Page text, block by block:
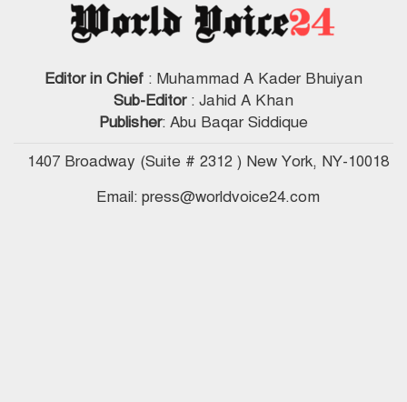
Editor in Chief : Muhammad A Kader Bhuiyan
Sub-Editor: Jahid A Khan
Publisher: Abu Baqar Siddique
1407 Broadway (Suite # 2312 ) New York, NY-10018
Email: press@worldvoice24.com